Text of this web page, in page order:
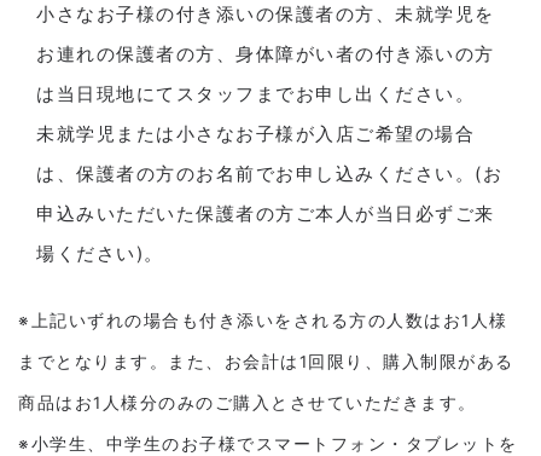
小さなお子様の付き添いの保護者の方、未就学児を
お連れの保護者の方、身体障がい者の付き添いの方
は当日現地にてスタッフまでお申し出ください。
未就学児または小さなお子様が入店ご希望の場合
は、保護者の方のお名前でお申し込みください。(お
申込みいただいた保護者の方ご本人が当日必ずご来
場ください)。
※上記いずれの場合も付き添いをされる方の人数はお1人様
までとなります。また、お会計は1回限り、購入制限がある
商品はお1人様分のみのご購入とさせていただきます。
※小学生、中学生のお子様でスマートフォン・タブレットを